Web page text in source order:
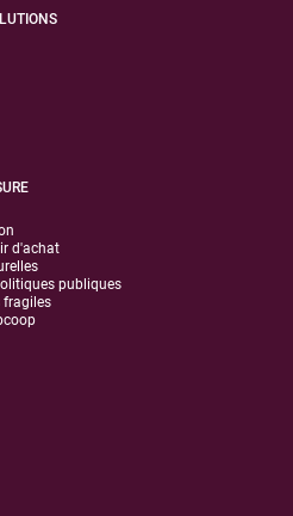
d'achat
publiques
fragiles